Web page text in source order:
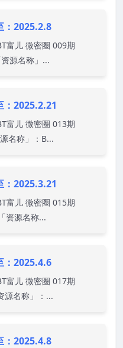
：2025.2.8
富儿 微密圈 009期
源名称」...
：2025.2.21
富儿 微密圈 013期
名称」：B...
：2025.3.21
富儿 微密圈 015期
资源名称...
：2025.4.6
富儿 微密圈 017期
源名称」：...
：2025.4.8